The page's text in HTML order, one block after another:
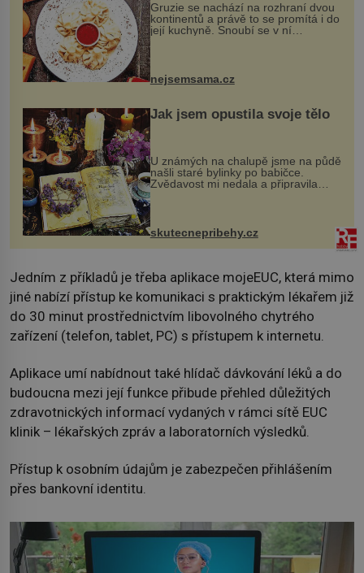
Gruzie se nachází na rozhraní dvou
kontinentů a právě to se promítá i do
její kuchyně. Snoubí se v ní
evropské a asijské chutě a díky tomu
vznikají rozmanité a chuťově bohaté
pokrmy, které rozhodně st...
nejsemsama.cz
Jak jsem opustila svoje tělo
U známých na chalupě jsme na půdě
našli staré bylinky po babičce.
Zvědavost mi nedala a připravila
jsem si z nich lektvar… Zimní pobyt
na chalupě se pro mě vlastní vinou
změnil v děsivý zážitek, na kt...
skutecnepribehy.cz
Jedním z příkladů je třeba aplikace mojeEUC, která mimo
jiné nabízí přístup ke komunikaci s praktickým lékařem již
do 30 minut prostřednictvím libovolného chytrého
zařízení (telefon, tablet, PC) s přístupem k internetu.
Aplikace umí nabídnout také hlídač dávkování léků a do
budoucna mezi její funkce přibude přehled důležitých
zdravotnických informací vydaných v rámci sítě EUC
klinik – lékařských zpráv a laboratorních výsledků.
Přístup k osobním údajům je zabezpečen přihlášením
přes bankovní identitu.